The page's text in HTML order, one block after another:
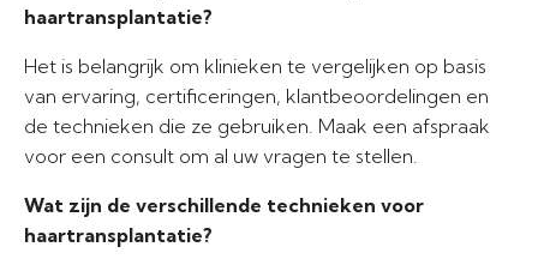
haartransplantatie?
Het is belangrijk om klinieken te vergelijken op basis
van ervaring, certificeringen, klantbeoordelingen en
de technieken die ze gebruiken. Maak een afspraak
voor een consult om al uw vragen te stellen.
Wat zijn de verschillende technieken voor
haartransplantatie?